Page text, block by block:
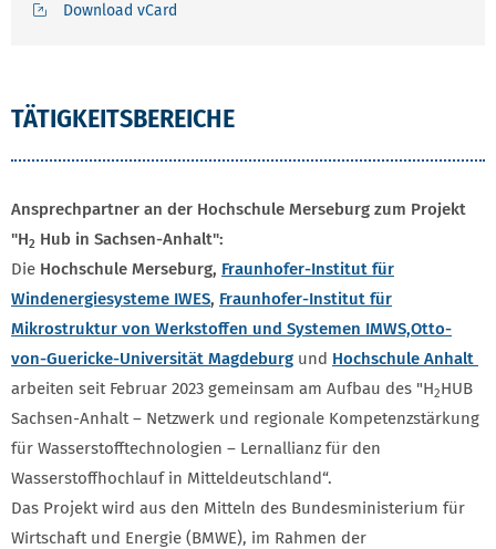
Download vCard
TÄTIGKEITSBEREICHE
Ansprechpartner an der Hochschule Merseburg zum Projekt
"H2 Hub in Sachsen-Anhalt":
Die Hochschule Merseburg, Fraunhofer-Institut für
Windenergiesysteme IWES, Fraunhofer-Institut für
Mikrostruktur von Werkstoffen und Systemen IMWS,Otto-
von-Guericke-Universität Magdeburg und Hochschule Anhalt
arbeiten seit Februar 2023 gemeinsam am Aufbau des "H2HUB
Sachsen-Anhalt – Netzwerk und regionale Kompetenzstärkung
für Wasserstofftechnologien – Lernallianz für den
Wasserstoffhochlauf in Mitteldeutschland“.
Das Projekt wird aus den Mitteln des Bundesministerium für
Wirtschaft und Energie (BMWE), im Rahmen der